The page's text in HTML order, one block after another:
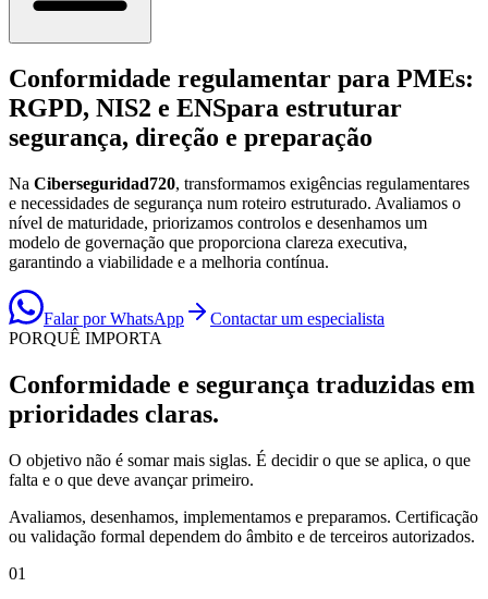
Conformidade regulamentar para PMEs:
RGPD, NIS2 e ENSpara estruturar
segurança, direção e preparação
Na Ciberseguridad720, transformamos exigências regulamentares
e necessidades de segurança num roteiro estruturado. Avaliamos o
nível de maturidade, priorizamos controlos e desenhamos um
modelo de governação que proporciona clareza executiva,
garantindo a viabilidade e a melhoria contínua.
Falar por WhatsApp
Contactar um especialista
PORQUÊ IMPORTA
Conformidade e segurança traduzidas em
prioridades claras.
O objetivo não é somar mais siglas. É decidir o que se aplica, o que
falta e o que deve avançar primeiro.
Avaliamos, desenhamos, implementamos e preparamos. Certificação
ou validação formal dependem do âmbito e de terceiros autorizados.
01